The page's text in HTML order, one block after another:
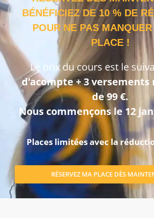
BÉNÉFICIEZ DE 10 % DE
POUR NE PAS
PLACE !
Le prix du cours est le
d’acompte + 3 versements
de 99 €.
Nous commençons le 12
Places limitées avec la
RÉSERVEZ MA PLACE DÈS